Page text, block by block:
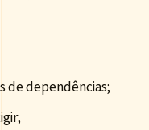
de dependências;